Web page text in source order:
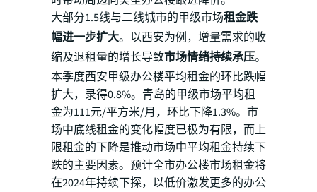
大部分1.5线与二线城市的甲级市场租金跌
幅进一步扩大。以西安为例，增量需求的收
缩及退租量的增长导致市场情绪持续承压。
本季度西安甲级办公楼平均租金的环比跌幅
扩大，录得0.8%。青岛的甲级市场平均租
金为111元/平方米/月，环比下降1.3%。市
场中底线租金的变化幅度已极为有限，而上
限租金的下降是推动市场中平均租金持续下
跌的主要因素。预计全市办公楼市场租金将
在2024年持续下探，以低价激发更多的办公